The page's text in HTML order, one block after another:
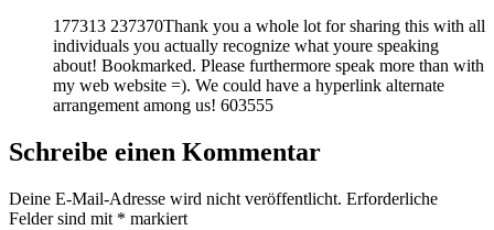
177313 237370Thank you a whole lot for sharing this with all
individuals you actually recognize what youre speaking
about! Bookmarked. Please furthermore speak more than with
my web website =). We could have a hyperlink alternate
arrangement among us! 603555
Schreibe einen Kommentar
Deine E-Mail-Adresse wird nicht veröffentlicht. Erforderliche
Felder sind mit * markiert